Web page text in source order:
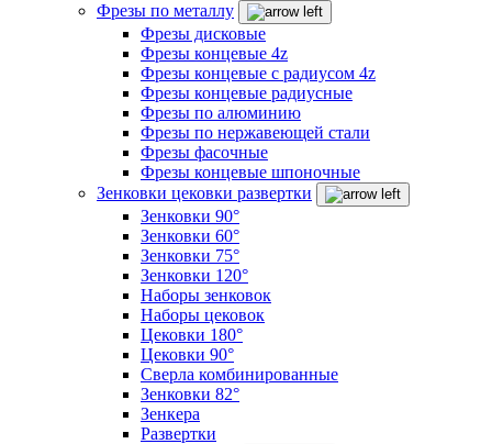
Фрезы по металлу
Фрезы дисковые
Фрезы концевые 4z
Фрезы концевые с радиусом 4z
Фрезы концевые радиусные
Фрезы по алюминию
Фрезы по нержавеющей стали
Фрезы фасочные
Фрезы концевые шпоночные
Зенковки цековки развертки
Зенковки 90°
Зенковки 60°
Зенковки 75°
Зенковки 120°
Наборы зенковок
Наборы цековок
Цековки 180°
Цековки 90°
Сверла комбинированные
Зенковки 82°
Зенкера
Развертки